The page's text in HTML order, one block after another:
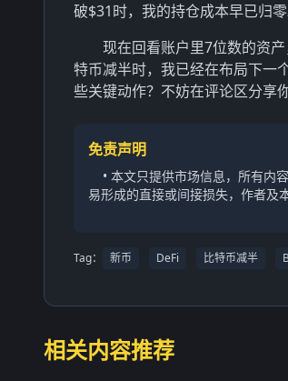
破$31时，我的持仓成本早已归零
现在回看账户里7位数的资
特币减半时，我已经在布局下一
些关键动作？不妨在评论区分享
免责声明
• 本文只提供市场信息，所有内
易形成的直接或间接损失，作者及
Tag： 新币 DeFi 比特币减半
相关内容推荐